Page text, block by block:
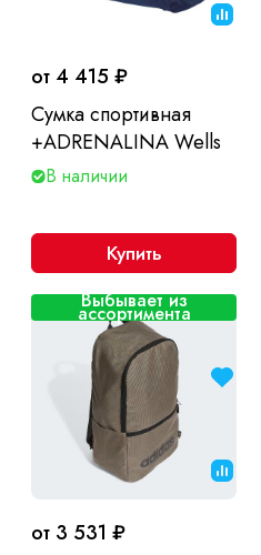
от 4 415 ₽
Сумка спортивная
+ADRENALINA Wells
В наличии
Купить
Выбывает из
ассортимента
от 3 531 ₽